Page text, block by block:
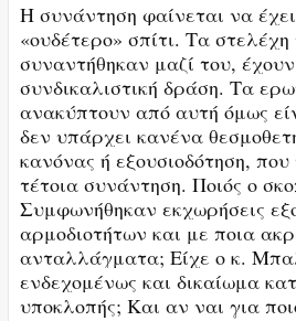
Η συνάντηση φαίνεται να έχει
«ουδέτερο» σπίτι. Τα
συναντήθηκαν μαζί του,
συνδικαλιστική δράση. Τα
ανακύπτουν από αυτή όμως
δεν υπάρχει κανένα
κανόνας ή εξουσιοδότηση,
τέτοια συνάντηση. Ποιός ο
Συμφωνήθηκαν εκχωρήσεις
αρμοδιοτήτων και με ποια
ανταλλάγματα; Είχε ο κ.
ενδεχομένως και δικαίωμα
υποκλοπής; Και αν ναι για